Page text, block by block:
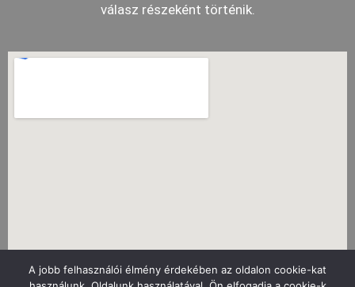
válasz részeként történik.
A jobb felhasználói élmény érdekében az oldalon cookie-kat